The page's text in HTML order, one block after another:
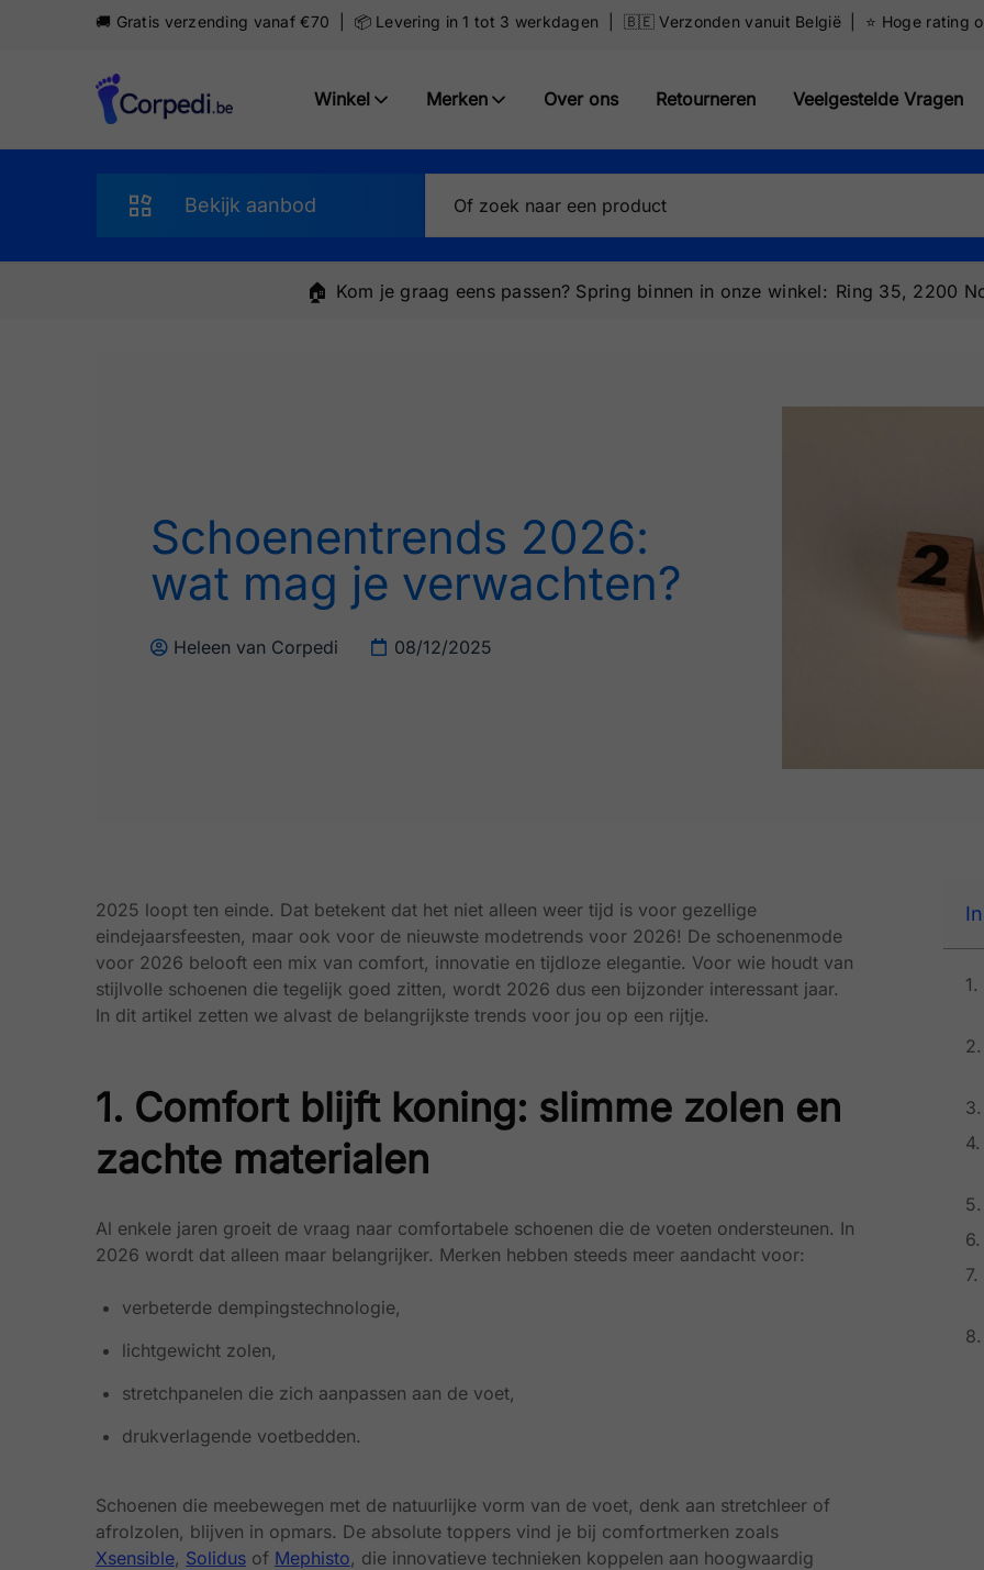
🚚 Gratis verzending vanaf €70 | 📦 Levering in 1 tot 3 werkdagen | 🇧🇪 Verzonden vanuit België | ⭐️ Hoge rating
Corpedi Winkel Merken Over ons Retourneren Veelgestelde Vragen
Bekijk aanbod
Kousen
Inlegzolen
Voet- en schoenverzorging
🏠 Kom je graag eens passen? Spring binnen in onze winkel: Ring 35, 2200
Schoenentrends 2026:
wat mag je verwachten?
Heleen van Corpedi 08/12/2025
2025 loopt ten einde. Dat betekent dat het niet alleen weer tijd is voor gezellige
eindejaarsfeesten, maar ook voor de nieuwste modetrends voor 2026! De schoenenmode
voor 2026 belooft een mix van comfort, innovatie en tijdloze elegantie. Voor wie houdt van
stijlvolle schoenen die tegelijk goed zitten, wordt 2026 dus een bijzonder interessant jaar.
In dit artikel zetten we alvast de belangrijkste trends voor jou op een rijtje.
1. Comfort blijft koning: slimme zolen en
zachte materialen
Al enkele jaren groeit de vraag naar comfortabele schoenen die de voeten ondersteunen. In
2026 wordt dat alleen maar belangrijker. Merken hebben steeds meer aandacht voor:
verbeterde dempingstechnologie,
lichtgewicht zolen,
stretchpanelen die zich aanpassen aan de voet,
drukverlagende voetbedden.
Schoenen die meebewegen met de natuurlijke vorm van de voet, denk aan stretchleer of
afrolzolen, blijven in opmars. De absolute toppers vind je bij comfortmerken zoals
Xsensible, Solidus of Mephisto, die innovatieve technieken koppelen aan hoogwaardig